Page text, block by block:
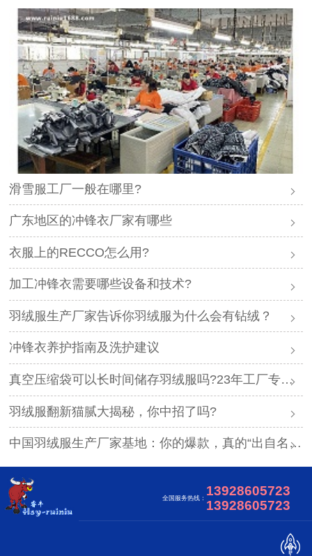
滑雪服工厂一般在哪里?
广东地区的冲锋衣厂家有哪些
衣服上的RECCO怎么用?
加工冲锋衣需要哪些设备和技术?
羽绒服生产厂家告诉你羽绒服为什么会有钻绒？
冲锋衣养护指南及洗护建议
真空压缩袋可以长时间储存羽绒服吗?23年工厂专业解答
羽绒服翻新猫腻大揭秘，你中招了吗?
中国羽绒服生产厂家基地：你的爆款，真的“出自名门”吗？
全国服务热线： 13928605723
13928605723